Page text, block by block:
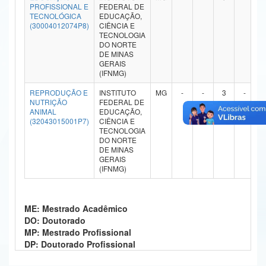
Ministério da Ciência, Tecnologia, Inovações e Comunicações
Ministério do Desenvolvimento Regional
Controladoria-Geral da União
Ministério da Mulher, da Família e dos Direitos Humanos
Secretaria de Governo
Gabinete de Segurança Institucional
Advocacia-Geral da União
Banco Central do Brasil
PROFISSIONAL E
TECNOLÓGICA
(30004012074P8)
FEDERAL DE
EDUCAÇÃO,
CIÊNCIA E
TECNOLOGIA
DO NORTE
DE MINAS
GERAIS
(IFNMG)
REPRODUÇÃO E
NUTRIÇÃO
ANIMAL
(32043015001P7)
INSTITUTO
FEDERAL DE
EDUCAÇÃO,
CIÊNCIA E
TECNOLOGIA
DO NORTE
DE MINAS
GERAIS
(IFNMG)
MG - - 3 -
ME: Mestrado Acadêmico
DO: Doutorado
MP: Mestrado Profissional
DP: Doutorado Profissional